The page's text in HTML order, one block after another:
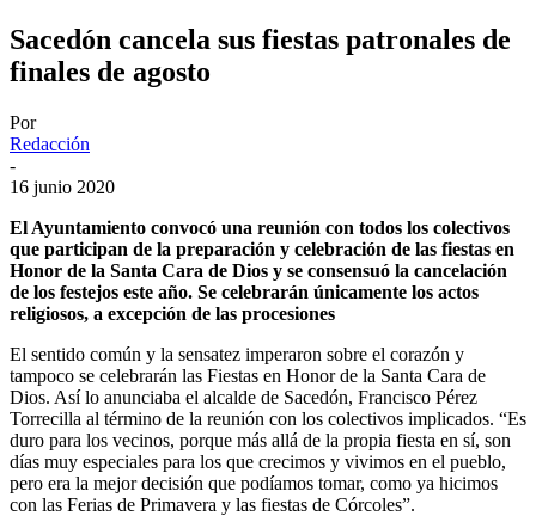
Sacedón cancela sus fiestas patronales de
finales de agosto
Por
Redacción
-
16 junio 2020
El Ayuntamiento convocó una reunión con todos los colectivos
que participan de la preparación y celebración de las fiestas en
Honor de la Santa Cara de Dios y se consensuó la cancelación
de los festejos este año. Se celebrarán únicamente los actos
religiosos, a excepción de las procesiones
El sentido común y la sensatez imperaron sobre el corazón y
tampoco se celebrarán las Fiestas en Honor de la Santa Cara de
Dios. Así lo anunciaba el alcalde de Sacedón, Francisco Pérez
Torrecilla al término de la reunión con los colectivos implicados. “Es
duro para los vecinos, porque más allá de la propia fiesta en sí, son
días muy especiales para los que crecimos y vivimos en el pueblo,
pero era la mejor decisión que podíamos tomar, como ya hicimos
con las Ferias de Primavera y las fiestas de Córcoles”.